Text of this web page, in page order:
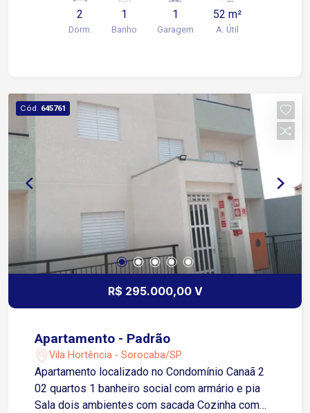
2
Dorm.
1
Banho
1
Garagem
52 m²
A. Útil
Cód. 645761
R$ 295.000,00 V
Apartamento - Padrão
Vila Hortência - Sorocaba/SP
Apartamento localizado no Condomínio Canaã 2
02 quartos 1 banheiro social com armário e pia
Sala dois ambientes com sacada Cozinha com